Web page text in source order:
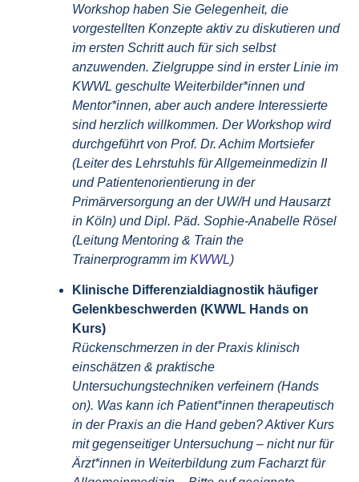
Workshop haben Sie Gelegenheit, die
vorgestellten Konzepte aktiv zu diskutieren und
im ersten Schritt auch für sich selbst
anzuwenden. Zielgruppe sind in erster Linie im
KWWL geschulte Weiterbilder*innen und
Mentor*innen, aber auch andere Interessierte
sind herzlich willkommen. Der Workshop wird
durchgeführt von Prof. Dr. Achim Mortsiefer
(Leiter des Lehrstuhls für Allgemeinmedizin II
und Patientenorientierung in der
Primärversorgung an der UW/H und Hausarzt
in Köln) und Dipl. Päd. Sophie-Anabelle Rösel
(Leitung Mentoring & Train the
Trainerprogramm im KWWL)
Klinische Differenzialdiagnostik häufiger
Gelenkbeschwerden (KWWL Hands on
Kurs)
Rückenschmerzen in der Praxis klinisch
einschätzen & praktische
Untersuchungstechniken verfeinern (Hands
on). Was kann ich Patient*innen therapeutisch
in der Praxis an die Hand geben? Aktiver Kurs
mit gegenseitiger Untersuchung – nicht nur für
Ärzt*innen in Weiterbildung zum Facharzt für